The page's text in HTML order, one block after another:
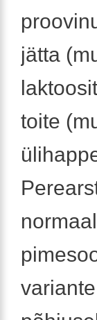
jätta
toite